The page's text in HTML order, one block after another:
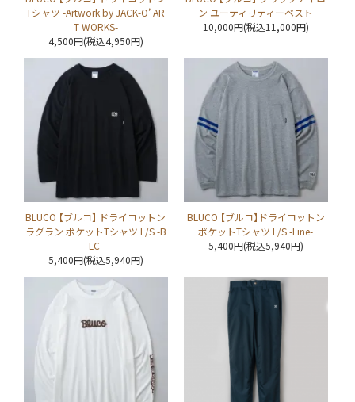
Tシャツ -Artwork by JACK-O’ AR
T WORKS-
4,500円(税込4,950円)
ン ユーティリティーベスト
10,000円(税込11,000円)
BLUCO 【ブルコ】 ドライコットン
ラグラン ポケットTシャツ L/S -B
LC-
5,400円(税込5,940円)
BLUCO 【ブルコ】ドライコットン
ポケットTシャツ L/S -Line-
5,400円(税込5,940円)